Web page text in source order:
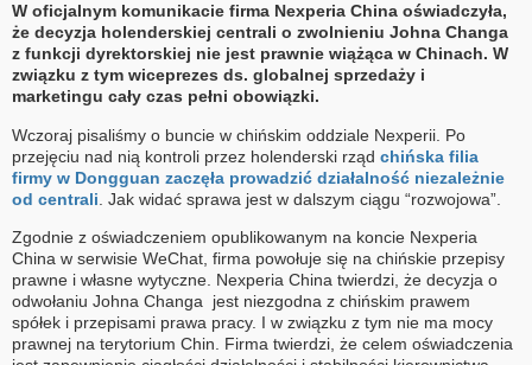
W oficjalnym komunikacie firma Nexperia China oświadczyła,
że decyzja holenderskiej centrali o zwolnieniu Johna Changa
z funkcji dyrektorskiej nie jest prawnie wiążąca w Chinach. W
związku z tym wiceprezes ds. globalnej sprzedaży i
marketingu cały czas pełni obowiązki.
Wczoraj pisaliśmy o buncie w chińskim oddziale Nexperii. Po
przejęciu nad nią kontroli przez holenderski rząd chińska filia
firmy w Dongguan zaczęła prowadzić działalność niezależnie
od centrali . Jak widać sprawa jest w dalszym ciągu “rozwojowa”.
Zgodnie z oświadczeniem opublikowanym na koncie Nexperia
China w serwisie WeChat, firma powołuje się na chińskie przepisy
prawne i własne wytyczne. Nexperia China twierdzi, że decyzja o
odwołaniu Johna Changa jest niezgodna z chińskim prawem
spółek i przepisami prawa pracy. I w związku z tym nie ma mocy
prawnej na terytorium Chin. Firma twierdzi, że celem oświadczenia